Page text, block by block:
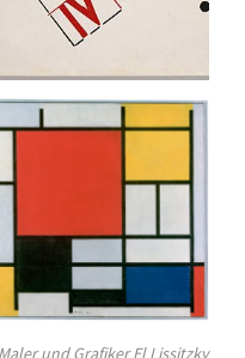
und Grafiker El Lissitzky